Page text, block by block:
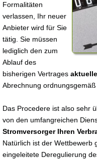
Formalitäten
verlassen, Ihr neuer
Anbieter wird für Sie
tätig. Sie müssen
lediglich den zum
Ablauf des
bisherigen Vertrages
Abrechnung ordnungsgemäß
Das Procedere ist also sehr
von den umfangreichen
Stromversorger Ihren
Natürlich ist der Wettbewerb
eingeleitete Deregulierung